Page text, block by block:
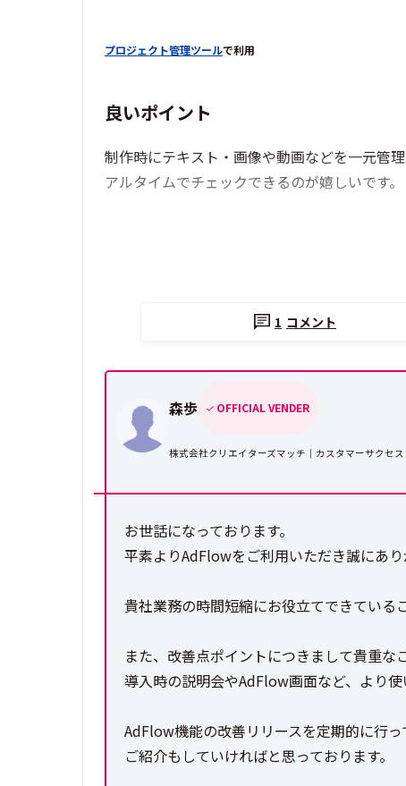
プロジェクト管理ツールで利用
良いポイント
制作時にテキスト・画像や動画などを一元管
アルタイムでチェックできるのが嬉しいです。
1 コメント
森歩 OFFICIAL VENDER
株式会社クリエイターズマッチ｜カスタマーサクセス
お世話になっております。
平素よりAdFlowをご利用いただき誠にあり
貴社業務の時間短縮にお役立てできている
また、改善点ポイントにつきまして貴重な
導入時の説明会やAdFlow画面など、より使
AdFlow機能の改善リリースを定期的に行
ご紹介もしていければと思っております。